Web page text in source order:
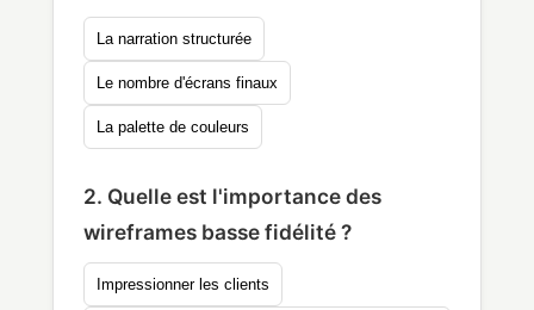
La narration structurée
Le nombre d'écrans finaux
La palette de couleurs
2. Quelle est l'importance des
wireframes basse fidélité ?
Impressionner les clients